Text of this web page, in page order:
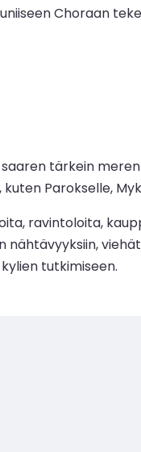
Choraan
tärkein
Parokselle,
ravintoloita,
tutkimiseen.